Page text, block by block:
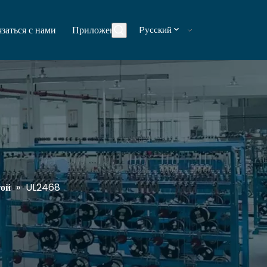
с нами Приложения Блоги
Pусский
» UL2468